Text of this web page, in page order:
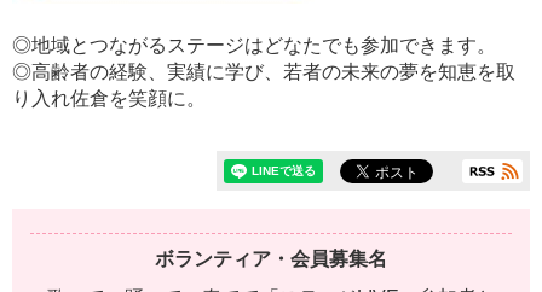
◎地域とつながるステージはどなたでも参加できます。
◎高齢者の経験、実績に学び、若者の未来の夢を知恵を取
り入れ佐倉を笑顔に。
ボランティア・会員募集名